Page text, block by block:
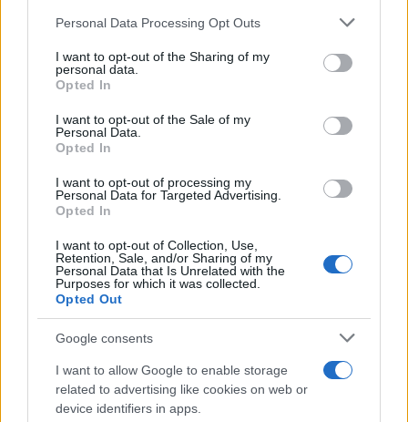
Please note that this website/app uses one or more Google
not limited to your visit or usage behaviour. You may click to
grant or deny consent to Google and its third-party tags to
use your data for below specified purposes in below Google
consent section.
Personal Data Processing Opt Outs
I want to opt-out of the Sharing of my
personal data.
Opted In
I want to opt-out of the Sale of my
Personal Data.
Opted In
I want to opt-out of processing my
Personal Data for Targeted Advertising.
Opted In
I want to opt-out of Collection, Use,
Retention, Sale, and/or Sharing of my
Personal Data that Is Unrelated with the
Purposes for which it was collected.
Opted Out
Google consents
I want to allow Google to enable storage
related to advertising like cookies on web or
device identifiers in apps.
τουρίστες
συνεχίζει τις ολιγοήμερες διακοπές του –
Πού βρέθηκε το Σάββατο
Κριστιάνο Ρονάλντο: Χιλιάδες άνθρωποι
πήγαν σε λάθος εκκλησία και προκάλεσαν
το γέλιο στον Πορτογάλο
Πιο σχολιασμένα
Μετέτρεψαν το Σαρακήνικο της Μήλου
σε ελικοδρόμιο – «Πάρκαραν» το
ελικόπτερο τους για να κάνουν μπάνιο
102 Βγήκαν ξανά τα μαχαίρια στην Ελπίδα
για τη Δημοκρατία: «Καρυστιανού,
Γρατσία και Γαλανός μετέτρεψαν το
κίνημα σε φοβικό αρχηγικό κόμμα»
Το οικονομικό πρόγραμμα της ΕΛΑΣ που
θα παρουσιάσει ο Αλέξης Τσίπρας στη